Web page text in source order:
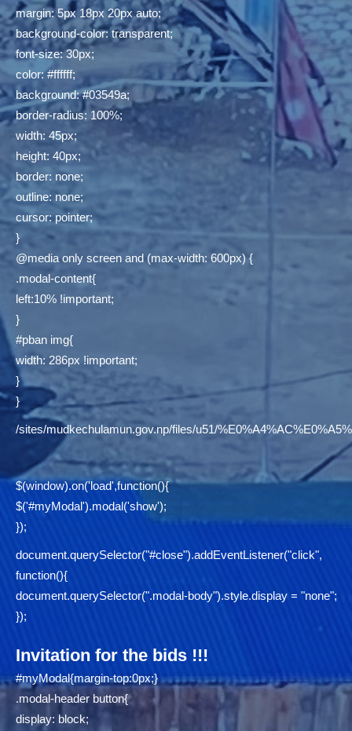
margin: 5px 18px 20px auto;
background-color: transparent;
font-size: 30px;
color: #ffffff;
background: #03549a;
border-radius: 100%;
width: 45px;
height: 40px;
border: none;
outline: none;
cursor: pointer;
}
@media only screen and (max-width: 600px) {
.modal-content{
left:10% !important;
}
#pban img{
width: 286px !important;
}
}
/sites/mudkechulamun.gov.np/files/u51/
$(window).on('load',function(){
$('#myModal').modal('show');
});
document.querySelector("#close").addEventListener("click",
function(){
document.querySelector(".modal-body").style.display = "none";
});
Invitation for the bids !!!
#myModal{margin-top:0px;}
.modal-header button{
display: block;